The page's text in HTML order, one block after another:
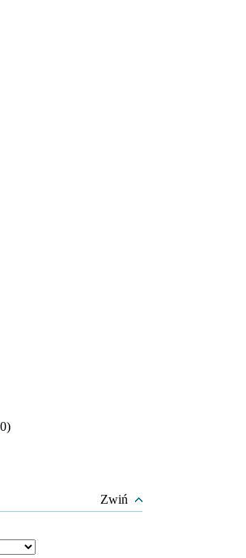
Zwiń